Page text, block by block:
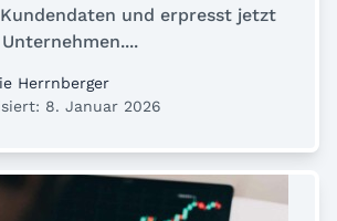
und erpresst jetzt
Herrnberger
8. Januar 2026